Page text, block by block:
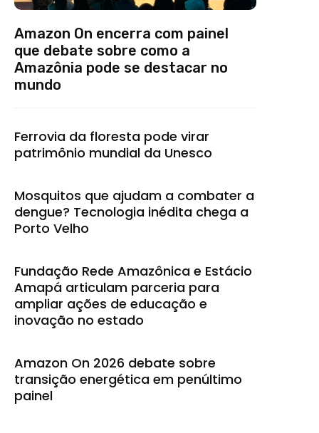
Amazon On encerra com painel
que debate sobre como a
Amazônia pode se destacar no
mundo
Ferrovia da floresta pode virar
patrimônio mundial da Unesco
Mosquitos que ajudam a combater a
dengue? Tecnologia inédita chega a
Porto Velho
Fundação Rede Amazônica e Estácio
Amapá articulam parceria para
ampliar ações de educação e
inovação no estado
Amazon On 2026 debate sobre
transição energética em penúltimo
painel